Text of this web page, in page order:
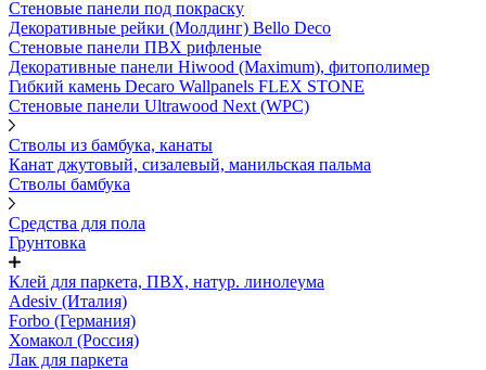
Стеновые панели под покраску
Декоративные рейки (Молдинг) Bello Deco
Стеновые панели ПВХ рифленыe
Декоративные панели Hiwood (Maximum), фитополимер
Гибкий камень Decaro Wallpanels FLEX STONE
Стеновые панели Ultrawood Next (WPC)
Стволы из бамбука, канаты
Канат джутовый, сизалевый, манильская пальма
Стволы бамбука
Средства для пола
Грунтовка
Клей для паркета, ПВХ, натур. линолеума
Adesiv (Италия)
Forbo (Германия)
Хомакол (Россия)
Лак для паркета